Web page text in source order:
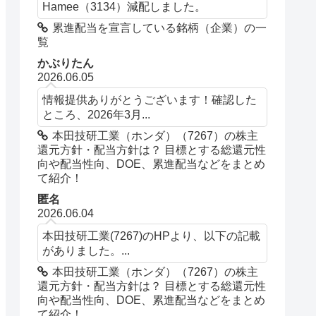
Hamee（3134）減配しました。
累進配当を宣言している銘柄（企業）の一
覧
かぶりたん
2026.06.05
情報提供ありがとうございます！確認した
ところ、2026年3月...
本田技研工業（ホンダ）（7267）の株主
還元方針・配当方針は？ 目標とする総還元性
向や配当性向、DOE、累進配当などをまとめ
て紹介！
匿名
2026.06.04
本田技研工業(7267)のHPより、以下の記載
がありました。...
本田技研工業（ホンダ）（7267）の株主
還元方針・配当方針は？ 目標とする総還元性
向や配当性向、DOE、累進配当などをまとめ